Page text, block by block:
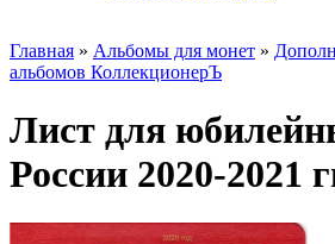
Главная » Альбомы для монет »
альбомов КоллекционерЪ
Лист для
России 2020-2021